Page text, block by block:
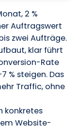
2 %
Auftragswert
zwei Aufträge.
klar führt
Rate
% steigen. Das
Traffic, ohne
konkretes
Website-